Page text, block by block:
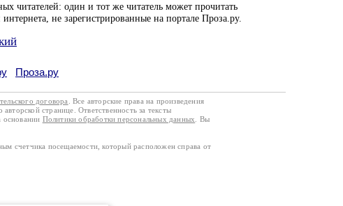
читателей: один и тот же читатель может прочитать
не зарегистрированные на портале Проза.ру.
Проза.ру
договора
. Все авторские права на произведения
странице. Ответственность за тексты
основании Политики обработки персональных данных
. Вы
счетчика посещаемости, который расположен справа от